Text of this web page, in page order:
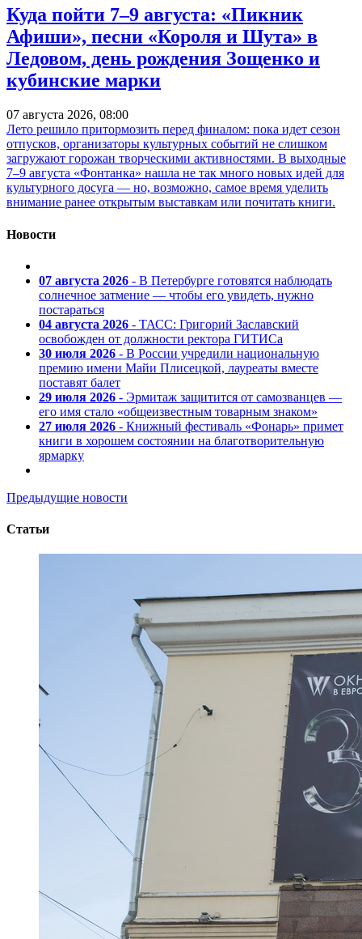
Куда пойти 7–9 августа: «Пикник
Афиши», песни «Короля и Шута» в
Ледовом, день рождения Зощенко и
кубинские марки
07 августа 2026, 08:00
Лето решило притормозить перед финалом: пока идет сезон
отпусков, организаторы культурных событий не слишком
загружают горожан творческими активностями. В выходные
7–9 августа «Фонтанка» нашла не так много новых идей для
культурного досуга — но, возможно, самое время уделить
внимание ранее открытым выставкам или почитать книги.
Новости
07 августа 2026 - В Петербурге готовятся наблюдать
солнечное затмение — чтобы его увидеть, нужно
постараться
04 августа 2026 - ТАСС: Григорий Заславский
освобожден от должности ректора ГИТИСа
30 июля 2026 - В России учредили национальную
премию имени Майи Плисецкой, лауреаты вместе
поставят балет
29 июля 2026 - Эрмитаж защитится от самозванцев —
его имя стало «общеизвестным товарным знаком»
27 июля 2026 - Книжный фестиваль «Фонарь» примет
книги в хорошем состоянии на благотворительную
ярмарку
Предыдущие новости
Статьи